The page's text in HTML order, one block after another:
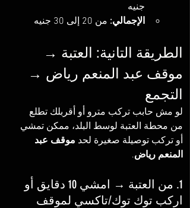
جنيه
الإجمالي: من 20 إلى 30 جنيه
الطريقة التانية: العتبة →
موقف عبد المنعم رياض →
التجمع
لو مش حابب تركب مترو أو أقربلك تطلع
من محطة العتبة لوسط البلد، ممكن تمشي
أو تركب توصيلة صغيرة لحد موقف عبد
المنعم رياض.
1. من العتبة → امشي 10 دقايق أو
اركب توك توك/تاكسي لموقف